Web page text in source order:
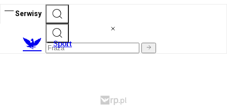
Serwisy
Sport